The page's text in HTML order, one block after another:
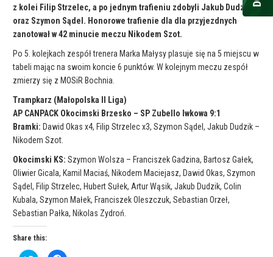
z kolei Filip Strzelec, a po jednym trafieniu zdobyli Jakub Dudzik
oraz Szymon Sądel. Honorowe trafienie dla dla przyjezdnych
zanotował w 42 minucie meczu Nikodem Szot.
Po 5. kolejkach zespół trenera Marka Małysy plasuje się na 5 miejscu w
tabeli mając na swoim koncie 6 punktów. W kolejnym meczu zespół
zmierzy się z MOSiR Bochnia.
Trampkarz (Małopolska II Liga)
AP CANPACK Okocimski Brzesko – SP Zubello Iwkowa 9:1
Bramki: Dawid Okas x4, Filip Strzelec x3, Szymon Sądel, Jakub Dudzik –
Nikodem Szot.
Okocimski KS: Szymon Wolsza – Franciszek Gadzina, Bartosz Gałek,
Oliwier Gicala, Kamil Maciaś, Nikodem Maciejasz, Dawid Okas, Szymon
Sądel, Filip Strzelec, Hubert Sułek, Artur Wąsik, Jakub Dudzik, Colin
Kubala, Szymon Małek, Franciszek Oleszczuk, Sebastian Orzeł,
Sebastian Pałka, Nikolas Zydroń.
Share this: